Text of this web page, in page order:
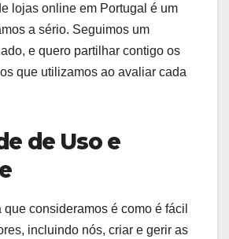
lojas online em Portugal é um
a sério. Seguimos um
e quero partilhar contigo os
que utilizamos ao avaliar cada
de Uso e
consideramos é como é fácil
incluindo nós, criar e gerir as